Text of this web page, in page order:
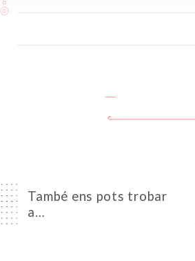
També ens pots trobar
a…